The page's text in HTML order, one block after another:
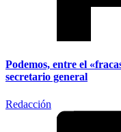
Podemos, entre el
secretario general
Redacción